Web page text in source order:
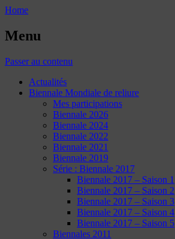
Home
Menu
Passer au contenu
Actualités
Biennale Mondiale de reliure
Mes participations
Biennale 2026
Biennale 2024
Biennale 2022
Biennale 2021
Biennale 2019
Série : Biennale 2017
Biennale 2017 – Saison 1
Biennale 2017 – Saison 2
Biennale 2017 – Saison 3
Biennale 2017 – Saison 4
Biennale 2017 – Saison 5
Biennales 2011